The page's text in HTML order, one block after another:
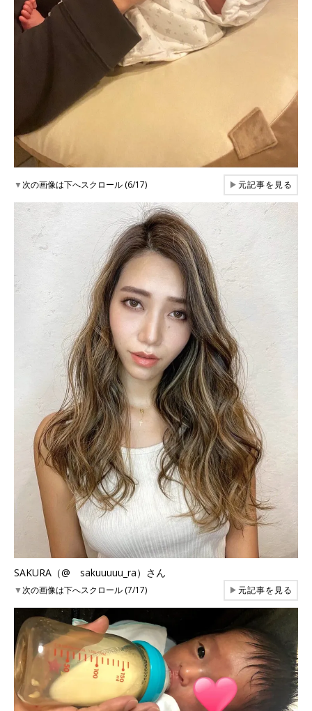
▼次の画像は下へスクロール (6/17) ▶元記事を見る
SAKURA（@ sakuuuuu_ra）さん
▼次の画像は下へスクロール (7/17) ▶元記事を見る